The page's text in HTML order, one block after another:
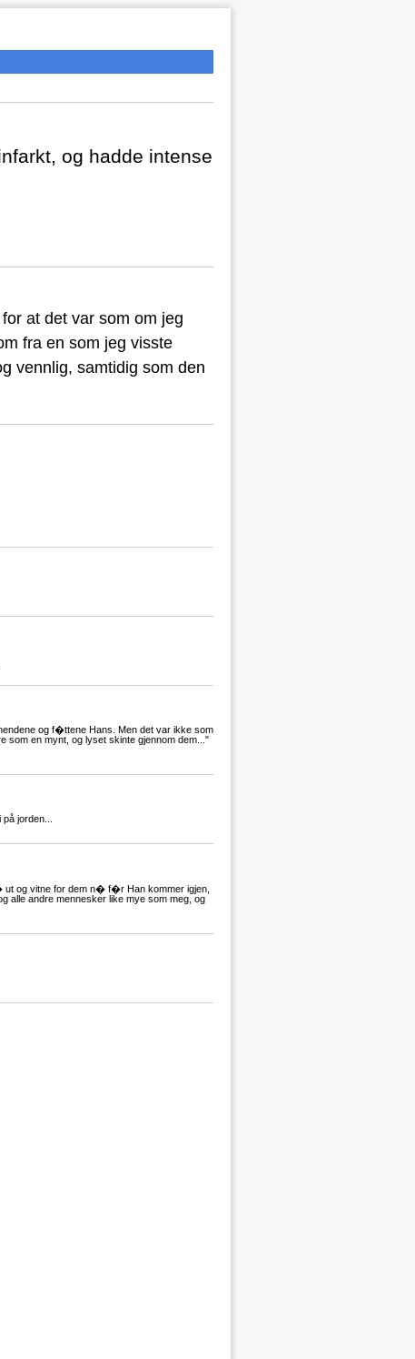
og hadde intense
at det var som om jeg
fra en som jeg visste
vennlig, samtidig som den
og f�ttene Hans. Men det var ikke som
en mynt, og lyset skinte gjennom dem..."
jorden...
og vitne for dem n� f�r Han kommer igjen,
alle andre mennesker like mye som meg, og